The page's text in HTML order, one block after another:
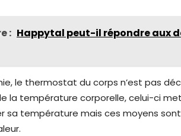
: Happytal peut-il répondre aux
le thermostat du corps n’est pas
la température corporelle, celui-ci
sa température mais ces moyens